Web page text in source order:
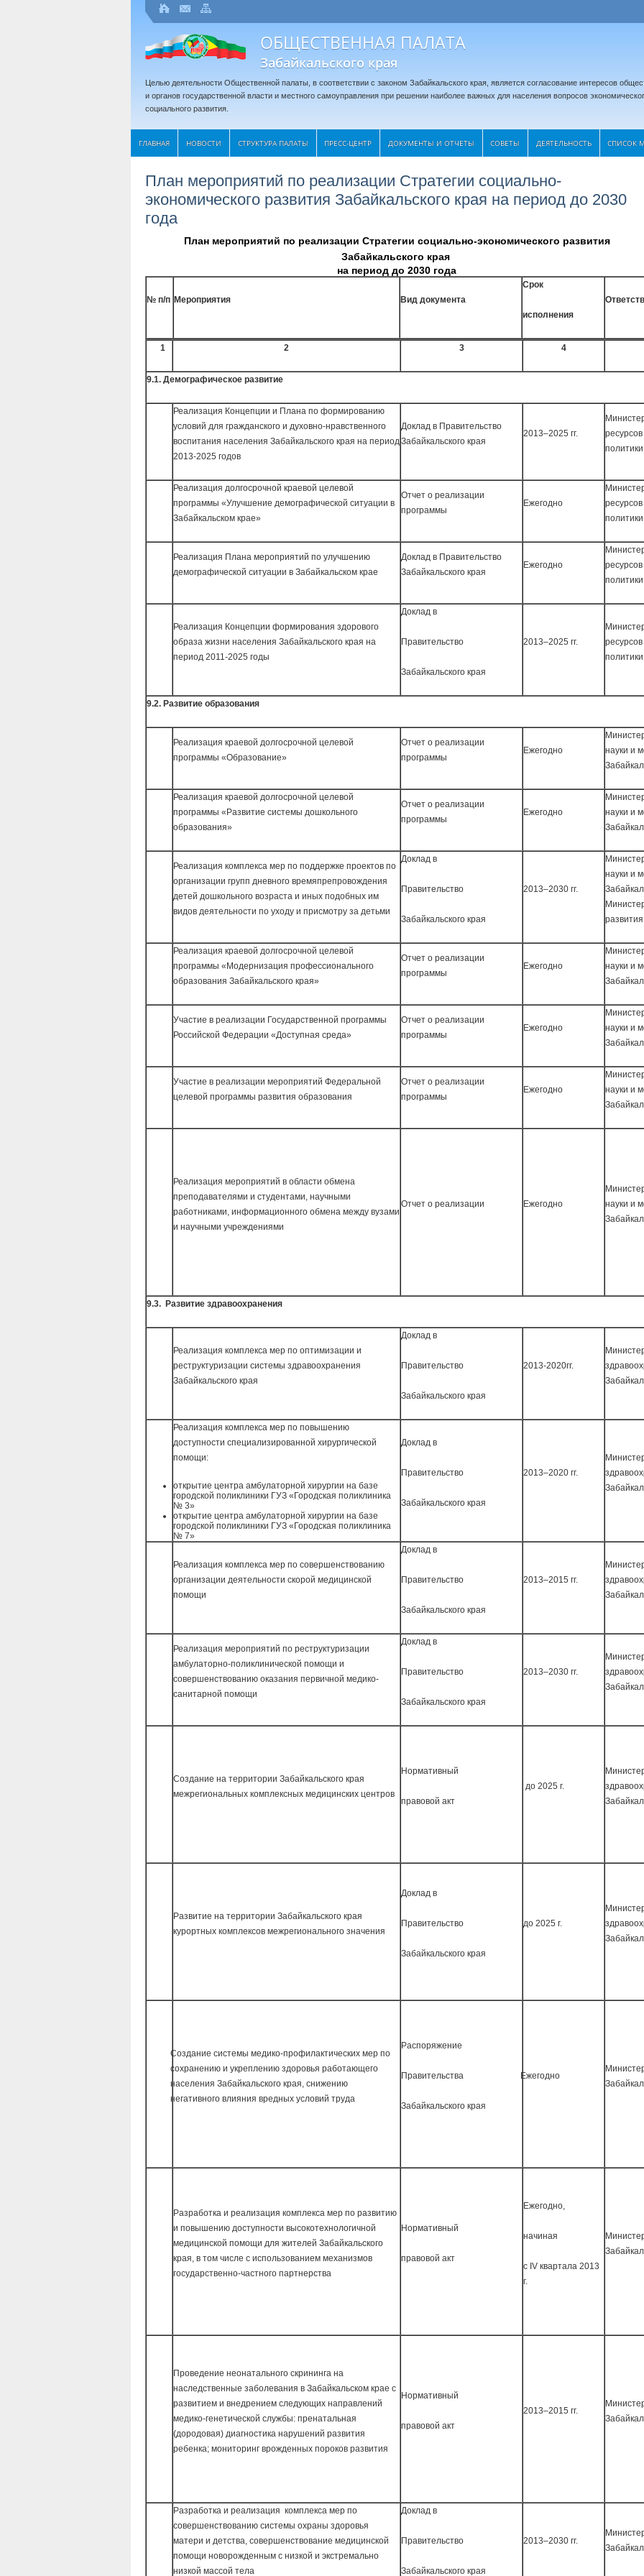
ОБЩЕСТВЕННАЯ ПАЛАТА
Забайкальского края
Целью деятельности Общественной палаты, в соответствии с законом Забайкальского края, является согласование интересов
и органов государственной власти и местного самоуправления при решении наиболее важных для населения вопросов
социального развития.
ГЛАВНАЯ НОВОСТИ СТРУКТУРА ПАЛАТЫ ПРЕСС-ЦЕНТР ДОКУМЕНТЫ И ОТЧЕТЫ CОВЕТЫ ДЕЯТЕЛЬНОСТЬ СПИСОК
План мероприятий по реализации Стратегии социально-
экономического развития Забайкальского края на период до 2030
года
План мероприятий по реализации Стратегии социально-экономического развития
Забайкальского края
на период до 2030 года
№ п/п Мероприятия Вид документа
Срок
исполнения
1 2 3 4
9.1. Демографическое развитие
Реализация Концепции и Плана по формированию
условий для гражданского и духовно-нравственного
воспитания населения Забайкальского края на период
2013-2025 годов
Доклад в Правительство
Забайкальского края
2013–2025 гг.
политики
Реализация долгосрочной краевой целевой
программы «Улучшение демографической ситуации в
Забайкальском крае»
Отчет о реализации
программы
Ежегодно
Реализация Плана мероприятий по улучшению
демографической ситуации в Забайкальском крае
Доклад в Правительство
Забайкальского края
Ежегодно
политики
Реализация Концепции формирования здорового
образа жизни населения Забайкальского края на
период 2011-2025 годы
Доклад в
Правительство
Забайкальского края
2013–2025 гг.
9.2. Развитие образования
Реализация краевой долгосрочной целевой
программы «Образование»
Отчет о реализации
программы
Ежегодно
науки и
Реализация краевой долгосрочной целевой
программы «Развитие системы дошкольного
образования»
Отчет о реализации
программы
Ежегодно
науки и
Реализация комплекса мер по поддержке проектов по
организации групп дневного времяпрепровождения
детей дошкольного возраста и иных подобных им
видов деятельности по уходу и присмотру за детьми
Доклад в
Правительство
Забайкальского края
2013–2030 гг.
науки и
Реализация краевой долгосрочной целевой
программы «Модернизация профессионального
образования Забайкальского края»
Отчет о реализации
программы
Ежегодно
науки и
Участие в реализации Государственной программы
Российской Федерации «Доступная среда»
Отчет о реализации
программы
Ежегодно
науки и
Участие в реализации мероприятий Федеральной
целевой программы развития образования
Отчет о реализации
программы
Ежегодно
науки и
Реализация мероприятий в области обмена
преподавателями и студентами, научными
работниками, информационного обмена между вузами
и научными учреждениями
Отчет о реализации Ежегодно
науки и
9.3. Развитие здравоохранения
Реализация комплекса мер по оптимизации и
реструктуризации системы здравоохранения
Забайкальского края
Доклад в
Правительство
Забайкальского края
2013-2020гг.
Реализация комплекса мер по повышению
доступности специализированной хирургической
помощи:
открытие центра амбулаторной хирургии на базе
городской поликлиники ГУЗ «Городская поликлиника
№ 3»
открытие центра амбулаторной хирургии на базе
городской поликлиники ГУЗ «Городская поликлиника
№ 7»
Доклад в
Правительство
Забайкальского края
2013–2020 гг.
Реализация комплекса мер по совершенствованию
организации деятельности скорой медицинской
помощи
Доклад в
Правительство
Забайкальского края
2013–2015 гг.
Реализация мероприятий по реструктуризации
амбулаторно-поликлинической помощи и
совершенствованию оказания первичной медико-
санитарной помощи
Доклад в
Правительство
Забайкальского края
2013–2030 гг.
Создание на территории Забайкальского края
межрегиональных комплексных медицинских центров
Нормативный
правовой акт
до 2025 г.
Развитие на территории Забайкальского края
курортных комплексов межрегионального значения
Доклад в
Правительство
Забайкальского края
до 2025 г.
Создание системы медико-профилактических мер по
сохранению и укреплению здоровья работающего
населения Забайкальского края, снижению
негативного влияния вредных условий труда
Распоряжение
Правительства
Забайкальского края
Ежегодно
Разработка и реализация комплекса мер по развитию
и повышению доступности высокотехнологичной
медицинской помощи для жителей Забайкальского
края, в том числе с использованием механизмов
государственно-частного партнерства
Нормативный
правовой акт
Ежегодно,
начиная
с IV квартала 2013
г.
Проведение неонатального скрининга на
наследственные заболевания в Забайкальском крае с
развитием и внедрением следующих направлений
медико-генетической службы: пренатальная
(дородовая) диагностика нарушений развития
ребенка; мониторинг врожденных пороков развития
Нормативный
правовой акт
2013–2015 гг.
Разработка и реализация комплекса мер по
совершенствованию системы охраны здоровья
матери и детства, совершенствование медицинской
помощи новорожденным с низкой и экстремально
низкой массой тела
Доклад в
Правительство
Забайкальского края
2013–2030 гг.